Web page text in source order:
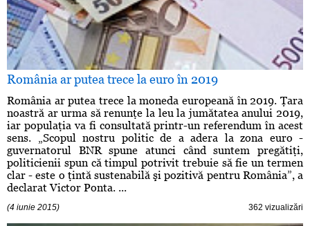
România ar putea trece la euro în 2019
România ar putea trece la moneda europeană în 2019. Ţara
noastră ar urma să renunţe la leu la jumătatea anului 2019,
iar populaţia va fi consultată printr-un referendum în acest
sens. „Scopul nostru politic de a adera la zona euro -
guvernatorul BNR spune atunci când suntem pregătiţi,
politicienii spun că timpul potrivit trebuie să fie un termen
clar - este o ţintă sustenabilă şi pozitivă pentru România”, a
declarat Victor Ponta. ...
(4 iunie 2015) 362 vizualizări